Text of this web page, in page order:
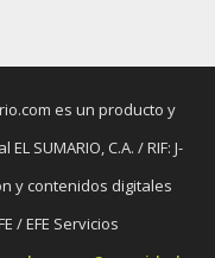
es un producto y
SUMARIO, C.A. / RIF: J-
y contenidos digitales
/ EFE Servicios